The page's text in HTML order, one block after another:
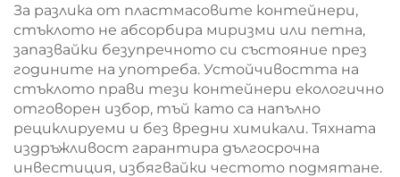
За разлика от пластмасовите контейнери,
стъклото не абсорбира миризми или петна,
запазвайки безупречното си състояние през
годините на употреба. Устойчивостта на
стъклото прави тези контейнери екологично
отговорен избор, тъй като са напълно
рециклируеми и без вредни химикали. Тяхната
издръжливост гарантира дългосрочна
инвестиция, избягвайки честото подмятане.